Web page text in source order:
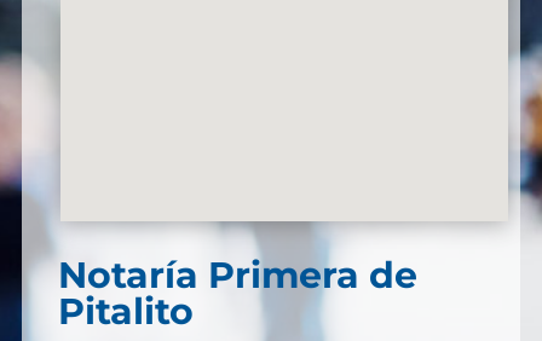
Notaría Primera de
Pitalito